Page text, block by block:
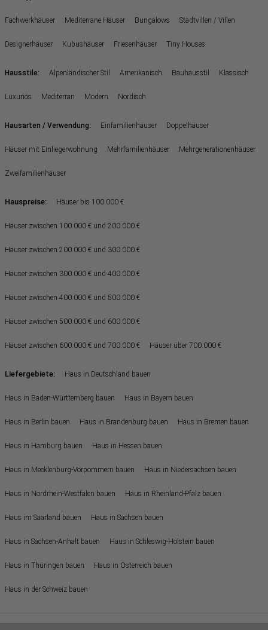
Fachwerkhäuser Mediterrane Häuser Bungalows Stadtvillen / Villen
Designerhäuser Kubushäuser Friesenhäuser Tiny Houses
Hausstile: Alpenländischer Stil Amerikanisch Bauhausstil Klassisch
Luxuriös Mediterran Modern Nordisch
Hausarten / Verwendung: Einfamilienhäuser Doppelhäuser
Häuser mit Einliegerwohnung Mehrfamilienhäuser Mehrgenerationenhäuser
Zweifamilienhäuser
Hauspreise: Häuser bis 100.000 €
Häuser zwischen 100.000 € und 200.000 €
Häuser zwischen 200.000 € und 300.000 €
Häuser zwischen 300.000 € und 400.000 €
Häuser zwischen 400.000 € und 500.000 €
Häuser zwischen 500.000 € und 600.000 €
Häuser zwischen 600.000 € und 700.000 € Häuser über 700.000 €
Liefergebiete: Haus in Deutschland bauen
Haus in Baden-Württemberg bauen Haus in Bayern bauen
Haus in Berlin bauen Haus in Brandenburg bauen Haus in Bremen bauen
Haus in Hamburg bauen Haus in Hessen bauen
Haus in Mecklenburg-Vorpommern bauen Haus in Niedersachsen bauen
Haus in Nordrhein-Westfalen bauen Haus in Rheinland-Pfalz bauen
Haus im Saarland bauen Haus in Sachsen bauen
Haus in Sachsen-Anhalt bauen Haus in Schleswig-Holstein bauen
Haus in Thüringen bauen Haus in Österreich bauen
Haus in der Schweiz bauen